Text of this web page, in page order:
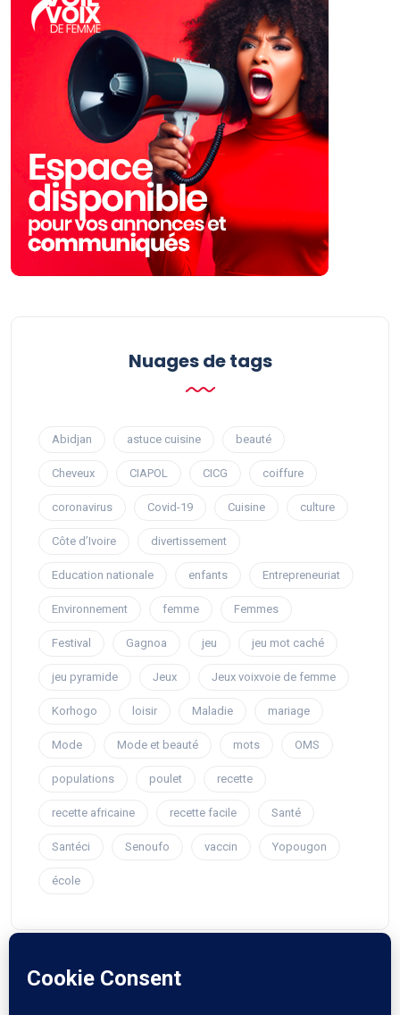
Nuages ​​de tags
Abidjan astuce cuisine beauté
Cheveux CIAPOL CICG coiffure
coronavirus Covid-19 Cuisine culture
Côte d’Ivoire divertissement
Education nationale enfants Entrepreneuriat
Environnement femme Femmes
Festival Gagnoa jeu jeu mot caché
jeu pyramide Jeux Jeux voixvoie de femme
Korhogo loisir Maladie mariage
Mode Mode et beauté mots OMS
populations poulet recette
recette africaine recette facile Santé
Santéci Senoufo vaccin Yopougon
école